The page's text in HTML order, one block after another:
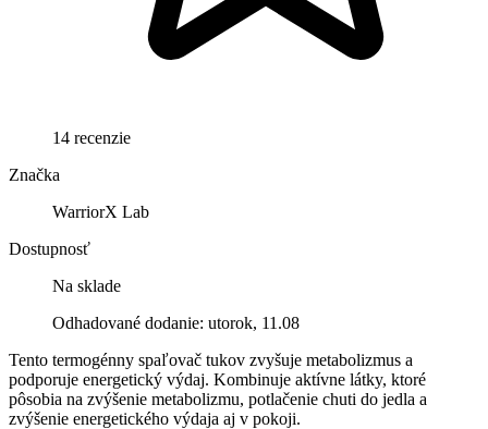
14 recenzie
Značka
WarriorX Lab
Dostupnosť
Na sklade
Odhadované dodanie: utorok, 11.08
Tento termogénny spaľovač tukov zvyšuje metabolizmus a
podporuje energetický výdaj. Kombinuje aktívne látky, ktoré
pôsobia na zvýšenie metabolizmu, potlačenie chuti do jedla a
zvýšenie energetického výdaja aj v pokoji.